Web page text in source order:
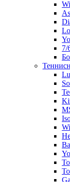
7/